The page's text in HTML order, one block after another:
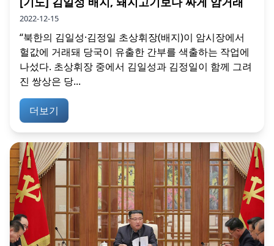
2022-12-15
“북한의 김일성·김정일 초상휘장(배지)이 암시장에서
헐값에 거래돼 당국이 유출한 간부를 색출하는 작업에
나섰다. 초상휘장 중에서 김일성과 김정일이 함께 그려
진 쌍상은 당...
더보기